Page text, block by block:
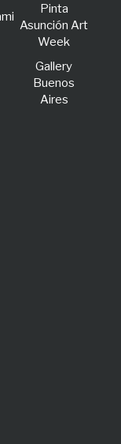
Pinta
Asunción Art
Week
Gallery
Buenos
Aires